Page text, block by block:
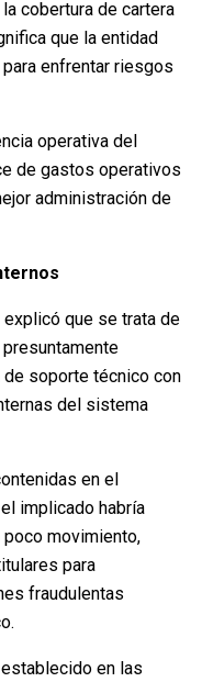
cobertura de cartera
que la entidad
enfrentar riesgos
operativa del
de gastos operativos
administración de
que se trata de
de soporte técnico con
del sistema
en el
implicado habría
movimiento,
para
fraudulentas
en las